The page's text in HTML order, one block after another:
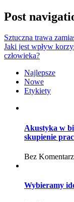
Post
Sztuczna trawa
Jaki jest wpływ
człowieka?
Najlepsze
Nowe
Etykiety
Akustyka w
skupienie
Bez
Wybieramy